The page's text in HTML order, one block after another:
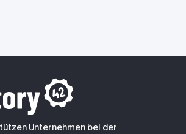
Unternehmen bei der